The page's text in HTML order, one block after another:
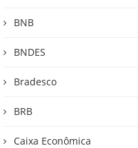
BNB
BNDES
Bradesco
BRB
Caixa Econômica